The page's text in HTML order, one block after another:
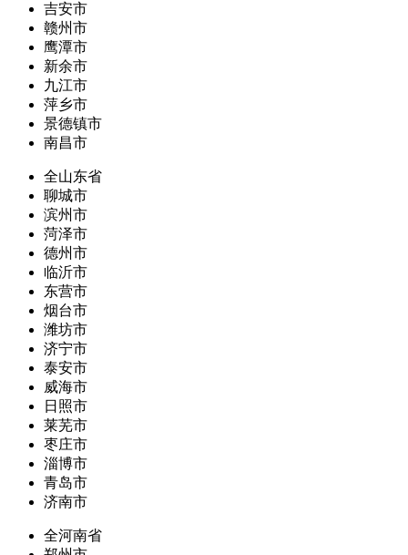
吉安市
赣州市
鹰潭市
新余市
九江市
萍乡市
景德镇市
南昌市
全山东省
聊城市
滨州市
菏泽市
德州市
临沂市
东营市
烟台市
潍坊市
济宁市
泰安市
威海市
日照市
莱芜市
枣庄市
淄博市
青岛市
济南市
全河南省